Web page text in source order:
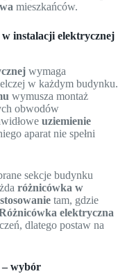
mieszkańców.
instalacji elektrycznej
wymaga
w każdym budynku.
wymusza montaż
obwodów
uziemienie
aparat nie spełni
sekcje budynku
różnicówka w
tam, gdzie
elektryczna
dlatego postaw na
– wybór